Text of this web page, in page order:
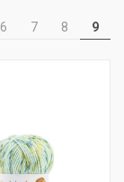
6 7 8 9